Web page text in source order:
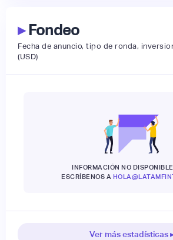
▸Fondeo
Fecha de anuncio, tipo de ronda,
(USD)
INFORMACIÓN NO
ESCRÍBENOS A
Ver más estadísticas